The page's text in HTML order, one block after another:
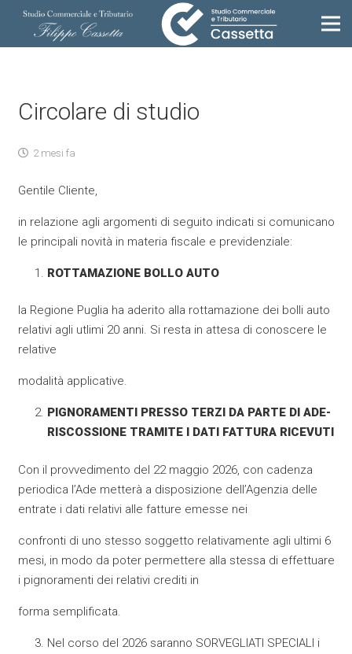
Circolare di studio
2 mesi fa
Gentile Cliente,
in relazione agli argomenti di seguito indicati si comunicano
le principali novità in materia fiscale e previdenziale:
ROTTAMAZIONE BOLLO AUTO
la Regione Puglia ha aderito alla rottamazione dei bolli auto
relativi agli utlimi 20 anni. Si resta in attesa di conoscere le
relative
modalità applicative.
PIGNORAMENTI PRESSO TERZI DA PARTE DI ADE-
RISCOSSIONE TRAMITE I DATI FATTURA RICEVUTI
Con il provvedimento del 22 maggio 2026, con cadenza
periodica l’Ade metterà a disposizione dell’Agenzia delle
entrate i dati relativi alle fatture emesse nei
confronti di uno stesso soggetto relativamente agli ultimi 6
mesi, in modo da poter permettere alla stessa di effettuare
i pignoramenti dei relativi crediti in
forma semplificata.
Nel corso del 2026 saranno SORVEGLIATI SPECIALI i